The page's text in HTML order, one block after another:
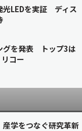
光LEDを実証 ディス
グを発表 トップ3は
コー
学をつなぐ研究革新